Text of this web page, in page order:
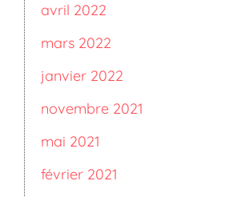
avril 2022
mars 2022
janvier 2022
novembre 2021
mai 2021
février 2021